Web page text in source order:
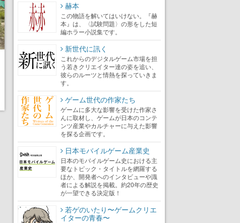
赫本
この物語を解いてはいけない。『赫
本』は、〈試験問題〉の形をした短
編ホラー小説集です。
新世代に訊く
これからのデジタルゲーム市場を担
う若きクリエイター達の姿を追い、
彼らのルーツと情熱を探っていきま
す。
ゲーム世代の作家たち
ゲームに多大な影響を受けた作家さ
んに取材し、ゲームが日本のコンテ
ンツ産業やカルチャーに与えた影響
を探る企画です。
日本モバイルゲーム産業史
日本のモバイルゲーム史における主
要なトピック・タイトルを網羅する
ほか、開発者へのインタビューや識
者による解説を掲載。約20年の歴史
が一望できる決定版！
若ゲのいたり〜ゲームクリエ
イターの青春〜